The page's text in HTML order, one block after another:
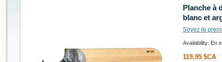
Planche à
blanc et
Soyez le
Availability: En
119,95 $CA